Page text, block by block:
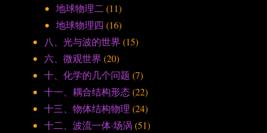
地球物理二 (11)
地球物理四 (16)
八、光与波的世界 (15)
六、微观世界 (20)
十、化学的几个问题 (7)
十一、耦合结构形态(22)
十三、物体结构物理 (24)
十二、波流一体·场涡 (51)